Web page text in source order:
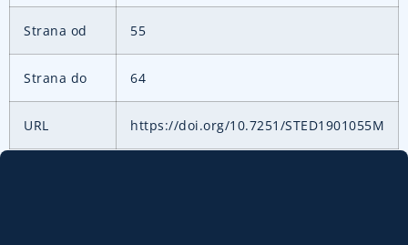
Strana od 55
Strana do 64
URL https://doi.org/10.7251/STED1901055M